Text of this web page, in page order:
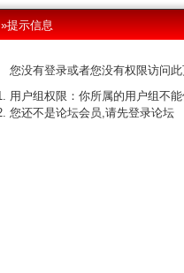
»提示信息
您没有登录或者您没有权限访问
用户组权限：你所属的用户组不
您还不是论坛会员,请先登录论坛